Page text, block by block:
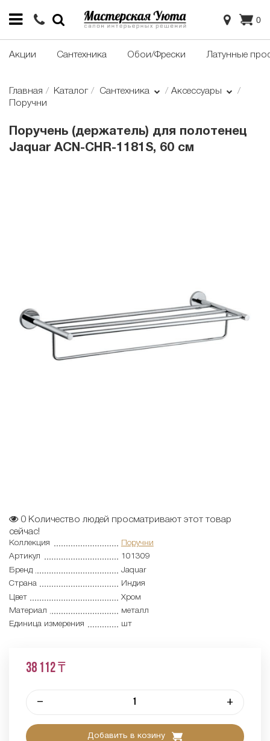
0
Акции Сантехника Обои/Фрески Латунные
Главная Каталог Сантехника
Аксессуары
Поручни
Поручень (держатель) для полотенец
Jaquar ACN-CHR-1181S, 60 см
0 Количество людей просматривают этот товар
сейчас!
Коллекция
Поручни
Артикул
101309
Бренд
Jaquar
Страна
Индия
Цвет
Хром
Материал
металл
Единица измерения
шт
38 112 ₸
– +
Добавить в козину